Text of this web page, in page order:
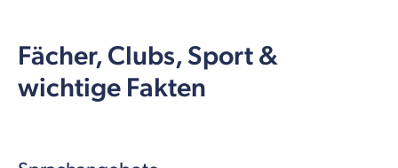
Fächer, Clubs, Sport &
wichtige Fakten